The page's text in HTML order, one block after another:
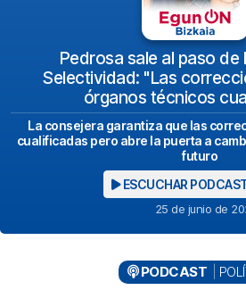
Pedrosa sale al paso de
Selectividad: "Las
órganos técnicos
La consejera garantiza que las
cualificadas pero abre la puerta a
futuro
ESCUCHAR
25 de junio de
PODCAST